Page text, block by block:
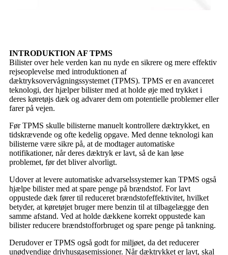
INTRODUKTION AF TPMS
Bilister over hele verden kan nu nyde en sikrere og mere effektiv
rejseoplevelse med introduktionen af ​​
dæktryksovervågningssystemet (TPMS). TPMS er en avanceret
teknologi, der hjælper bilister med at holde øje med trykket i
deres køretøjs dæk og advarer dem om potentielle problemer eller
farer på vejen.
Før TPMS skulle bilisterne manuelt kontrollere dæktrykket, en
tidskrævende og ofte kedelig opgave. Med denne teknologi kan
bilisterne være sikre på, at de modtager automatiske
notifikationer, når deres dæktryk er lavt, så de kan løse
problemet, før det bliver alvorligt.
Udover at levere automatiske advarselssystemer kan TPMS også
hjælpe bilister med at spare penge på brændstof. For lavt
oppustede dæk fører til reduceret brændstofeffektivitet, hvilket
betyder, at køretøjet bruger mere benzin til at tilbagelægge den
samme afstand. Ved at holde dækkene korrekt oppustede kan
bilister reducere brændstofforbruget og spare penge på tankning.
Derudover er TPMS også godt for miljøet, da det reducerer
unødvendige drivhusgasemissioner. Når dæktrykket er lavt, skal